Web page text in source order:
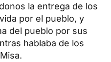
la entrega de los
por el pueblo, y
del pueblo por sus
hablaba de los